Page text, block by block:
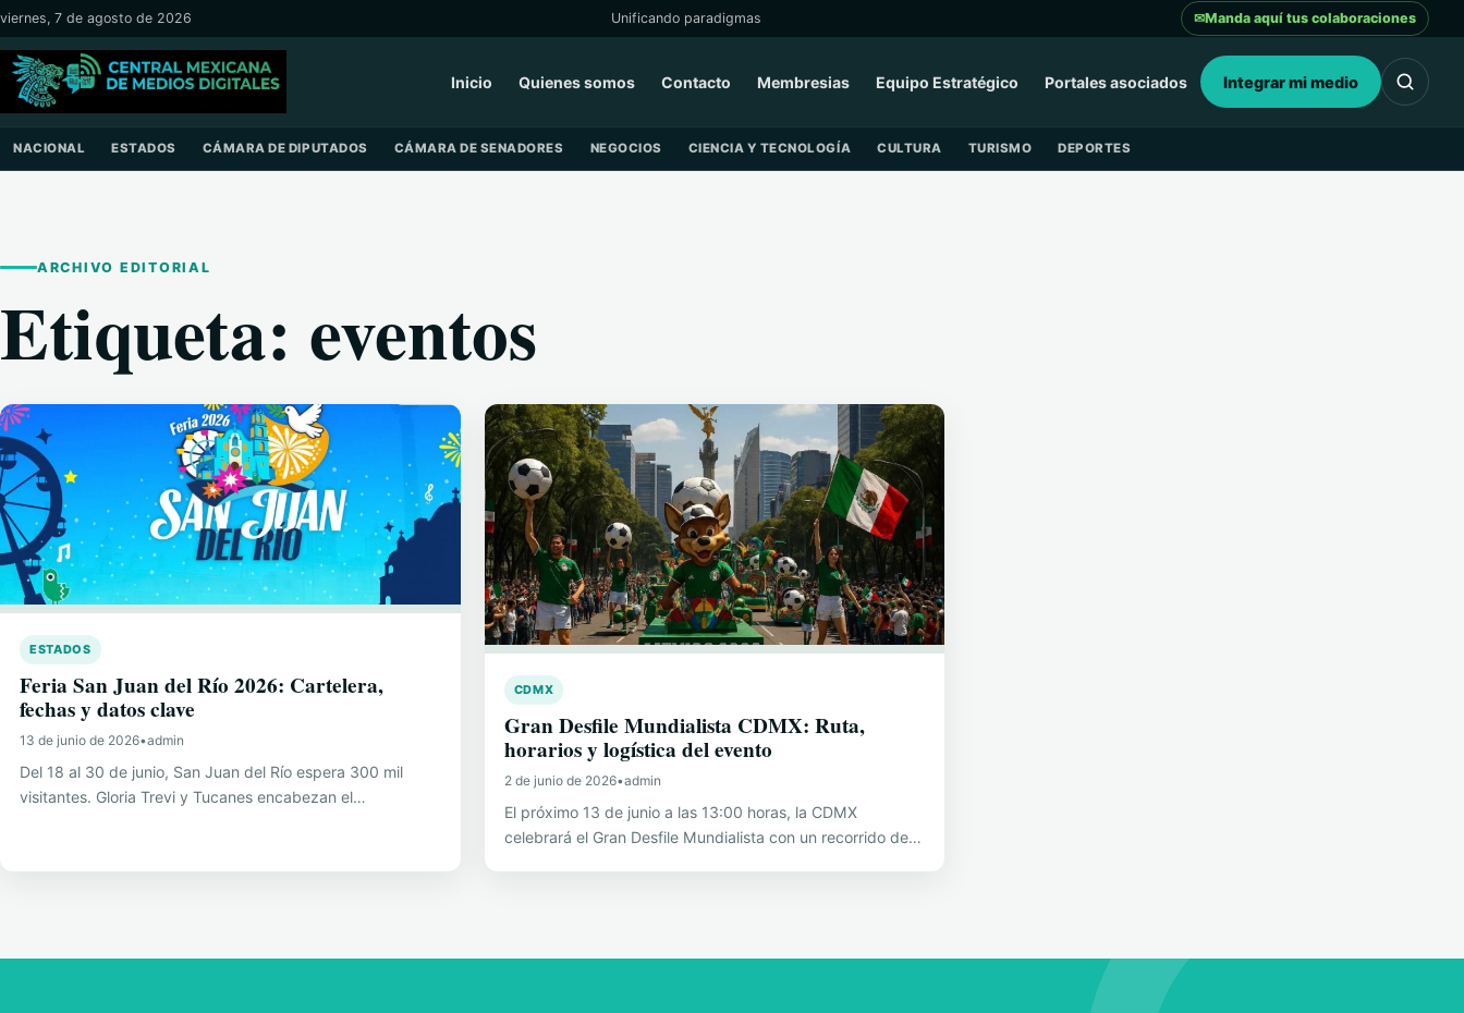
Saltar al contenido
viernes, 7 de agosto de 2026 Unificando paradigmas ✉Manda aquí tus colaboraciones
Inicio Quienes somos Contacto Membresias Equipo Estratégico Portales asociados Integrar mi medio
NACIONAL ESTADOS CÁMARA DE DIPUTADOS CÁMARA DE SENADORES NEGOCIOS CIENCIA Y TECNOLOGÍA CULTURA TURISMO DEPORTES
ARCHIVO EDITORIAL
Etiqueta: eventos
ESTADOS
Feria San Juan del Río 2026: Cartelera,
fechas y datos clave
13 de junio de 2026•admin
Del 18 al 30 de junio, San Juan del Río espera 300 mil
visitantes. Gloria Trevi y Tucanes encabezan el…
CDMX
Gran Desfile Mundialista CDMX: Ruta,
horarios y logística del evento
2 de junio de 2026•admin
El próximo 13 de junio a las 13:00 horas, la CDMX
celebrará el Gran Desfile Mundialista con un recorrido de…